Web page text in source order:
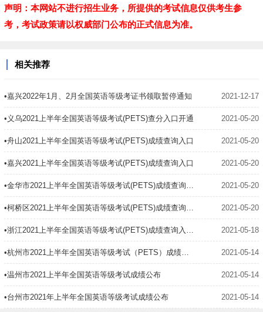
声明：本网站不进行招生业务，所提供的考试信息仅供考生参
考，考试政策请以权威部门公布的正式信息为准。
相关推荐
•嘉兴2022年1月、2月全国英语等级考证书领取暂停通知 2021-12-17
•义乌2021上半年全国英语等级考试(PETS)查分入口开通 2021-05-20
•舟山2021上半年全国英语等级考试(PETS)成绩查询入口 2021-05-20
•嘉兴2021上半年全国英语等级考试(PETS)成绩查询入口 2021-05-20
•金华市2021上半年全国英语等级考试(PETS)成绩查询入口 2021-05-20
•柯桥区2021上半年全国英语等级考试(PETS)成绩查询入口 2021-05-20
•浙江2021上半年全国英语等级考试(PETS)成绩查询入口开通 2021-05-18
•杭州市2021上半年全国英语等级考试（PETS）成绩公布 2021-05-14
•温州市2021上半年全国英语等级考试成绩公布 2021-05-14
•台州市2021年上半年全国英语等级考试成绩公布 2021-05-14